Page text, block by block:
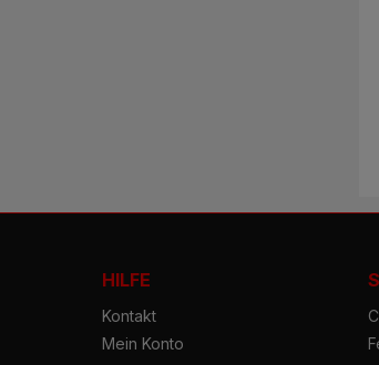
HILFE
Kontakt
Mein Konto